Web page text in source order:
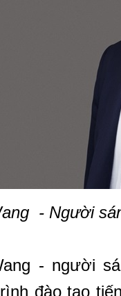
- Người
- người
đào tạo